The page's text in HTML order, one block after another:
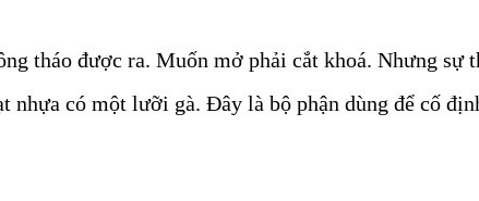
tháo được ra. Muốn mở phải cắt khoá. Nhưng sự
nhựa có một lưỡi gà. Đây là bộ phận dùng để cố